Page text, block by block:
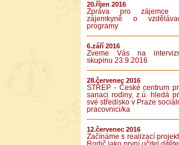
20.říjen 2016
Zpráva pro zájemce
zájemkyně o
programy
6.září 2016
Zveme Vás na
skupinu 23.9.2016
28.červenec 2016
STŘEP - České centrum
sanaci rodiny, z.ú. hledá
své středisko v Praze
pracovnici/ka
12.červenec 2016
Začínáme s realizací